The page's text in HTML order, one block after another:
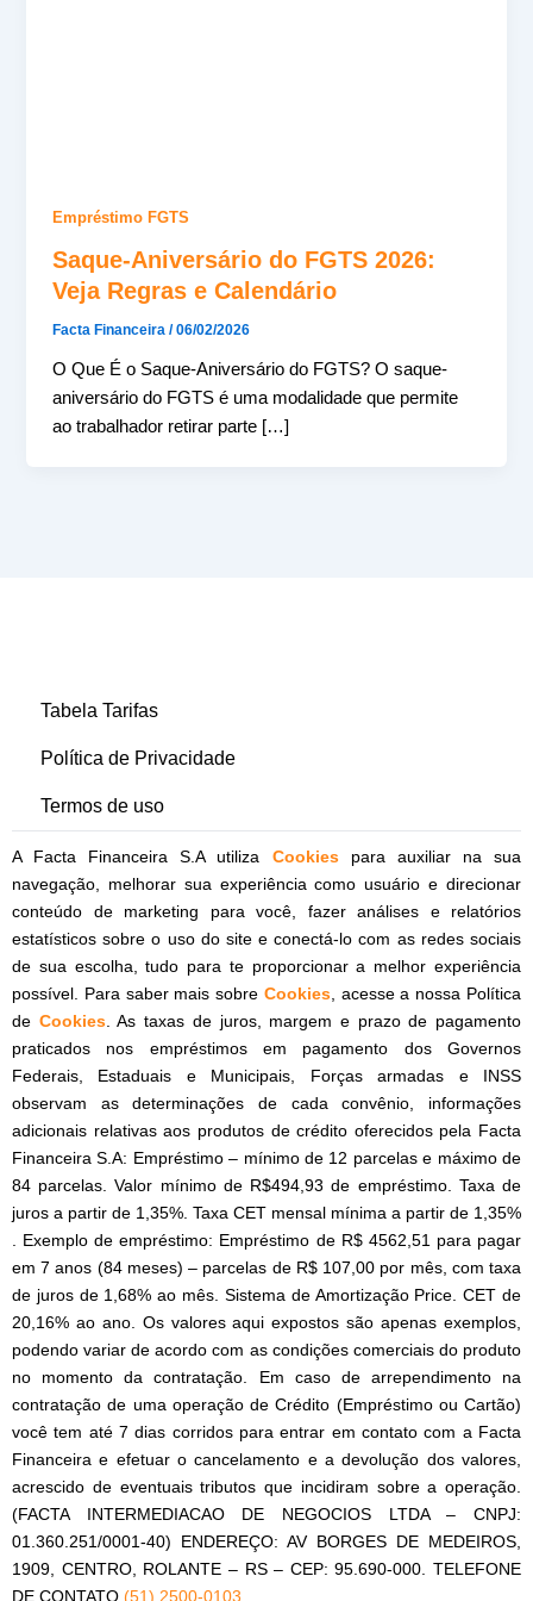
Empréstimo FGTS
Saque-Aniversário do FGTS 2026:
Veja Regras e Calendário
Facta Financeira/06/02/2026
O Que É o Saque-Aniversário do FGTS? O saque-
aniversário do FGTS é uma modalidade que permite
ao trabalhador retirar parte […]
Tabela Tarifas
Política de Privacidade
Termos de uso
A Facta Financeira S.A utiliza Cookies
para auxiliar na sua
navegação, melhorar sua experiência como usuário e direcionar
conteúdo de marketing para você, fazer análises e relatórios
estatísticos sobre o uso do site e conectá-lo com as redes sociais
de sua escolha, tudo para te proporcionar a melhor experiência
possível. Para saber mais sobre Cookies, acesse a nossa Política
de Cookies. As taxas de juros, margem e prazo de pagamento
praticados nos empréstimos em pagamento dos Governos
Federais, Estaduais e Municipais, Forças armadas e INSS
observam as determinações de cada convênio, informações
adicionais relativas aos produtos de crédito oferecidos pela Facta
Financeira S.A: Empréstimo – mínimo de 12 parcelas e máximo de
84 parcelas. Valor mínimo de R$494,93 de empréstimo. Taxa de
juros a partir de 1,35%. Taxa CET mensal mínima a partir de 1,35%
. Exemplo de empréstimo: Empréstimo de R$ 4562,51 para pagar
em 7 anos (84 meses) – parcelas de R$ 107,00 por mês, com taxa
de juros de 1,68% ao mês. Sistema de Amortização Price. CET de
20,16% ao ano. Os valores aqui expostos são apenas exemplos,
podendo variar de acordo com as condições comerciais do produto
no momento da contratação. Em caso de arrependimento na
contratação de uma operação de Crédito (Empréstimo ou Cartão)
você tem até 7 dias corridos para entrar em contato com a Facta
Financeira e efetuar o cancelamento e a devolução dos valores,
acrescido de eventuais tributos que incidiram sobre a operação.
(FACTA INTERMEDIACAO DE NEGOCIOS LTDA – CNPJ:
01.360.251/0001-40) ENDEREÇO: AV BORGES DE MEDEIROS,
1909, CENTRO, ROLANTE – RS – CEP: 95.690-000. TELEFONE
DE CONTATO (51) 2500-0103